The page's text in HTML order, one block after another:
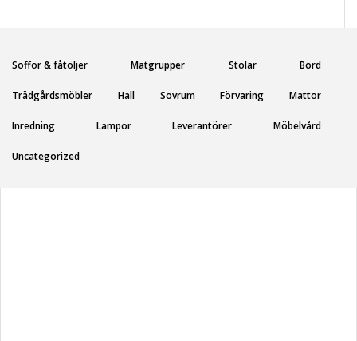
Soffor & fåtöljer Matgrupper Stolar Bord
Trädgårdsmöbler Hall Sovrum Förvaring Mattor
Inredning Lampor Leverantörer Möbelvård
Uncategorized